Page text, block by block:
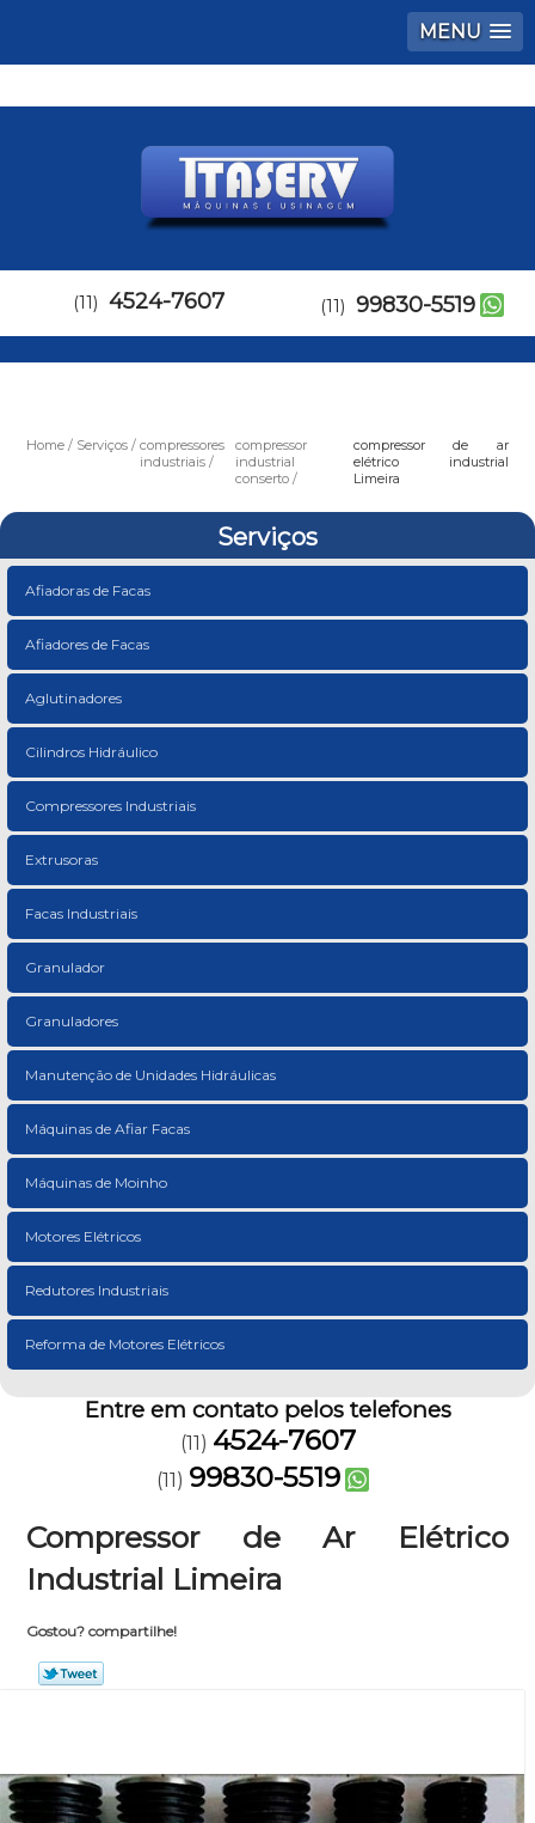
MENU
(11) 4524-7607 (11) 99830-5519
Home Serviços
compressores
industriais
compressor
industrial
conserto
compressor de ar
elétrico industrial
Limeira
Serviços
Afiadoras de Facas
Afiadores de Facas
Aglutinadores
Cilindros Hidráulico
Compressores Industriais
Extrusoras
Facas Industriais
Granulador
Granuladores
Manutenção de Unidades Hidráulicas
Máquinas de Afiar Facas
Máquinas de Moinho
Motores Elétricos
Redutores Industriais
Reforma de Motores Elétricos
Entre em contato pelos telefones
(11) 4524-7607
(11) 99830-5519
Compressor de Ar Elétrico
Industrial Limeira
Gostou? compartilhe!